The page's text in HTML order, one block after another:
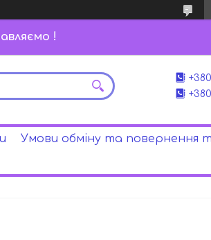
!
Умови обміну та повернення